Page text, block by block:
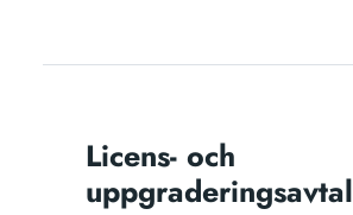
Licens- och
uppgraderingsavtal